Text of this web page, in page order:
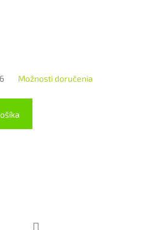
Možnosti doručenia